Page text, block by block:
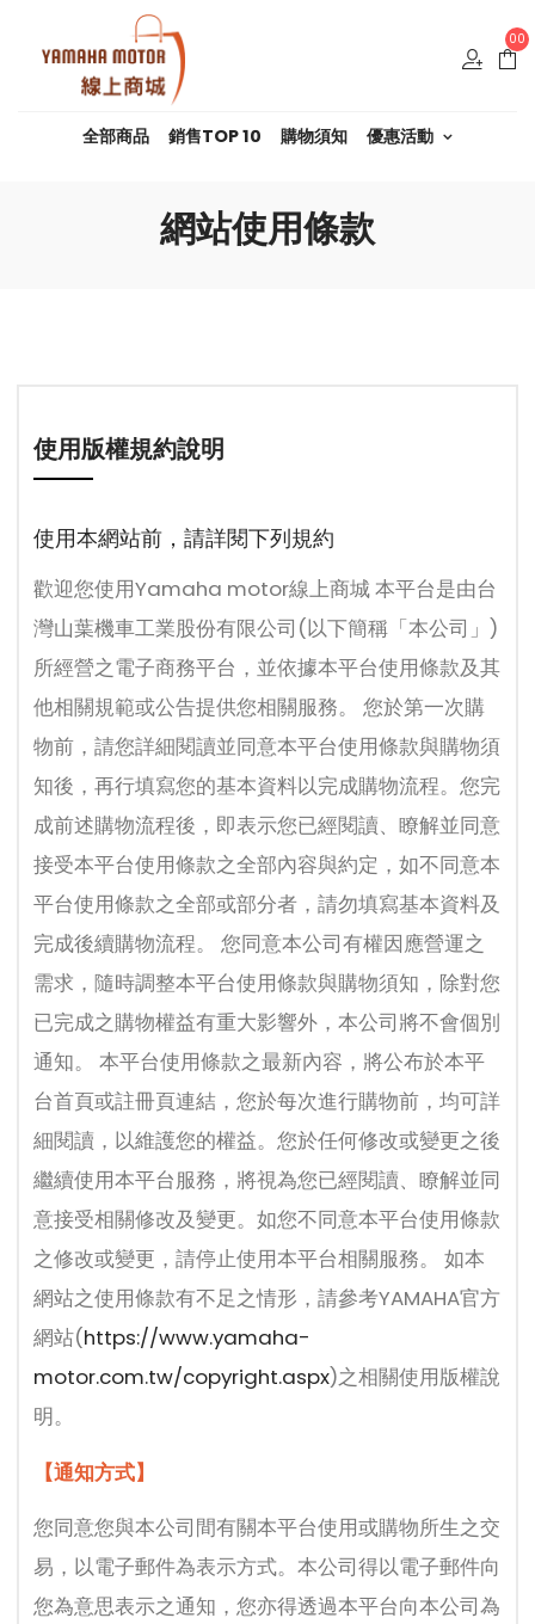
00
全部商品 銷售TOP 10 購物須知 優惠活動
網站使用條款
使用版權規約說明
使用本網站前，請詳閱下列規約
歡迎您使用Yamaha motor線上商城 本平台是由台
灣山葉機車工業股份有限公司(以下簡稱「本公司」)
所經營之電子商務平台，並依據本平台使用條款及其
他相關規範或公告提供您相關服務。 您於第一次購
物前，請您詳細閱讀並同意本平台使用條款與購物須
知後，再行填寫您的基本資料以完成購物流程。您完
成前述購物流程後，即表示您已經閱讀、瞭解並同意
接受本平台使用條款之全部內容與約定，如不同意本
平台使用條款之全部或部分者，請勿填寫基本資料及
完成後續購物流程。 您同意本公司有權因應營運之
需求，隨時調整本平台使用條款與購物須知，除對您
已完成之購物權益有重大影響外，本公司將不會個別
通知。 本平台使用條款之最新內容，將公布於本平
台首頁或註冊頁連結，您於每次進行購物前，均可詳
細閱讀，以維護您的權益。您於任何修改或變更之後
繼續使用本平台服務，將視為您已經閱讀、瞭解並同
意接受相關修改及變更。如您不同意本平台使用條款
之修改或變更，請停止使用本平台相關服務。 如本
網站之使用條款有不足之情形，請參考YAMAHA官方
網站(https://www.yamaha-
motor.com.tw/copyright.aspx)之相關使用版權說
明。
【通知方式】
您同意您與本公司間有關本平台使用或購物所生之交
易，以電子郵件為表示方式。本公司得以電子郵件向
您為意思表示之通知，您亦得透過本平台向本公司為